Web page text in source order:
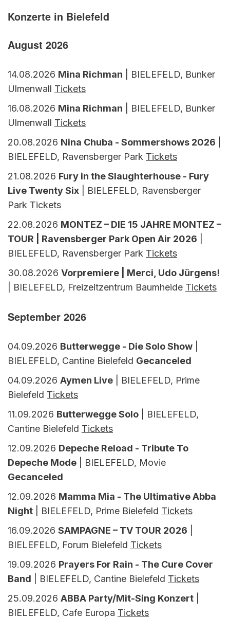
Konzerte in Bielefeld
August 2026
14.08.2026 Mina Richman | BIELEFELD, Bunker
Ulmenwall Tickets
16.08.2026 Mina Richman | BIELEFELD, Bunker
Ulmenwall Tickets
20.08.2026 Nina Chuba - Sommershows 2026
BIELEFELD, Ravensberger Park Tickets
21.08.2026 Fury in the Slaughterhouse - Fury
Live Twenty Six | BIELEFELD, Ravensberger
Park Tickets
22.08.2026 MONTEZ – DIE 15 JAHRE MONTEZ –
TOUR | Ravensberger Park Open Air 2026
BIELEFELD, Ravensberger Park Tickets
30.08.2026 Vorpremiere | Merci, Udo Jürgens!
| BIELEFELD, Freizeitzentrum Baumheide Tickets
September 2026
04.09.2026 Butterwegge - Die Solo Show
BIELEFELD, Cantine Bielefeld Gecanceled
04.09.2026 Aymen Live | BIELEFELD, Prime
Bielefeld Tickets
11.09.2026 Butterwegge Solo | BIELEFELD,
Cantine Bielefeld Tickets
12.09.2026 Depeche Reload - Tribute To
Depeche Mode | BIELEFELD, Movie
Gecanceled
12.09.2026 Mamma Mia - The Ultimative Abba
Night | BIELEFELD, Prime Bielefeld Tickets
16.09.2026 SAMPAGNE – TV TOUR 2026
BIELEFELD, Forum Bielefeld Tickets
19.09.2026 Prayers For Rain - The Cure Cover
Band | BIELEFELD, Cantine Bielefeld Tickets
25.09.2026 ABBA Party/Mit-Sing Konzert
BIELEFELD, Cafe Europa Tickets